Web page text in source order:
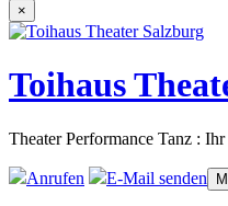
×
Toihaus
Theater Performance Tanz :
Anrufen E-Mail senden